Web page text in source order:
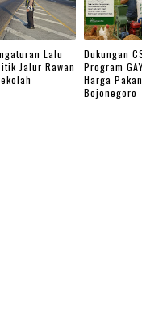
Lalu
Jalur Rawan
Dukungan
Program
Harga
Bojonegoro